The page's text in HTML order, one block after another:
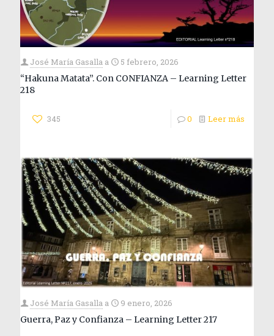
José María Gasalla a
5 febrero, 2026
“Hakuna Matata”. Con CONFIANZA – Learning Letter
218
345 0 Leer más
José María Gasalla a
9 enero, 2026
Guerra, Paz y Confianza – Learning Letter 217